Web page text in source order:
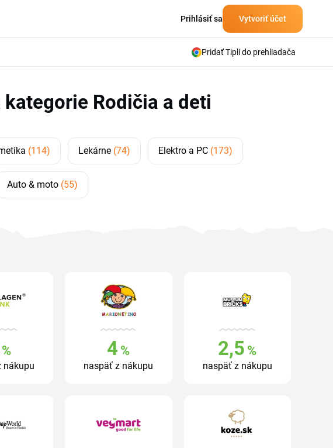
Prihlásiť sa Vytvoriť účet
Pridať Tipli do prehliadača
Rodičia a deti
(114) Lekárne (74) Elektro a PC (173)
Auto & moto (55)
%
nákupu
4 %
naspäť z nákupu
2,5 %
naspäť z nákupu